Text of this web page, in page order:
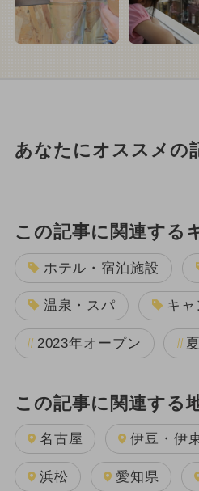
あなたにオススメの
この記事に関連する
ホテル・宿泊施設
温泉・スパ キャ
2023年オープン
この記事に関連する
名古屋 伊豆・伊
浜松 愛知県